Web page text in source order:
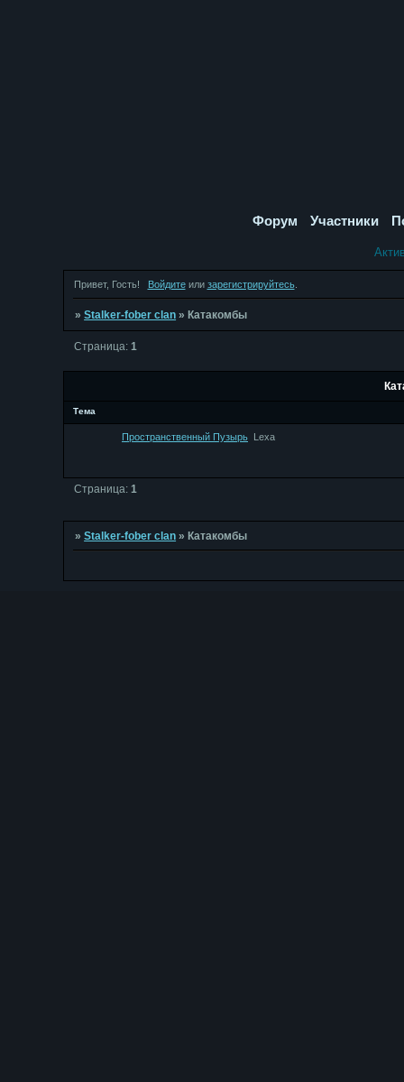
Форум Участники
Привет, Гость! Войдитеили зарегистрируйтесь.
»Stalker-fober clan » Катакомбы
Страница:1
Тема
Пространственный Пузырь Lexa
Страница: 1
»Stalker-fober clan » Катакомбы